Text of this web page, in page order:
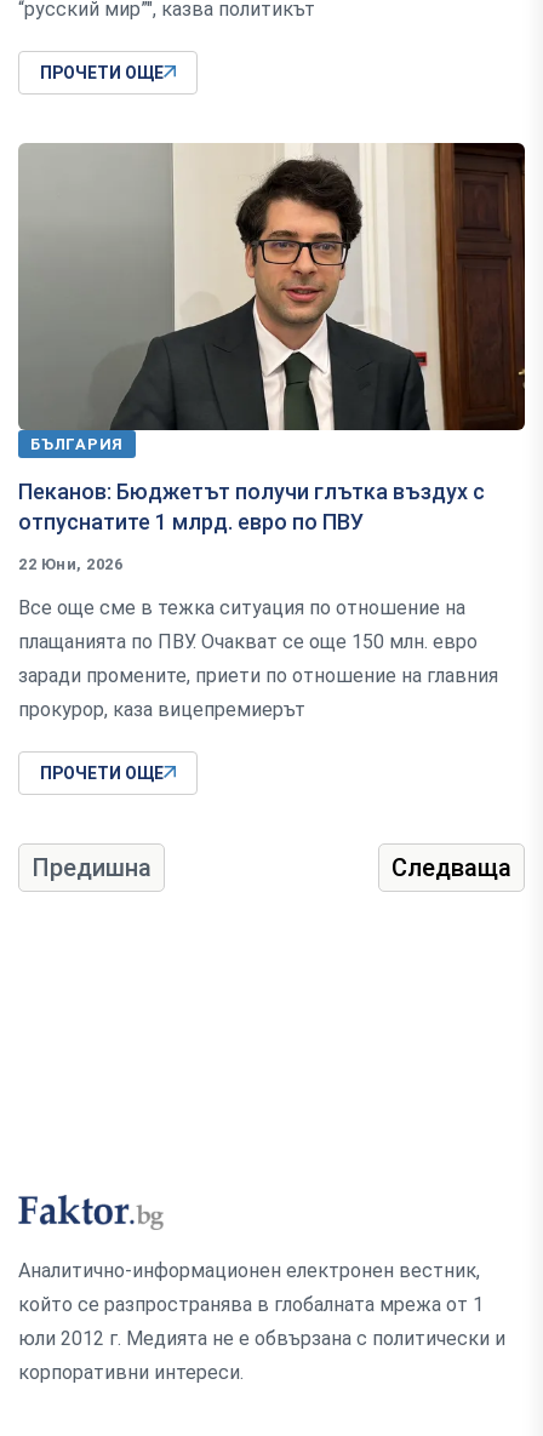
“русский мир”", казва политикът
ПРОЧЕТИ ОЩЕ
БЪЛГАРИЯ
Пеканов: Бюджетът получи глътка въздух с
отпуснатите 1 млрд. евро по ПВУ
22 Юни, 2026
Все още сме в тежка ситуация по отношение на
плащанията по ПВУ. Очакват се още 150 млн. евро
заради промените, приети по отношение на главния
прокурор, каза вицепремиерът
ПРОЧЕТИ ОЩЕ
Предишна Следваща
Аналитично-информационен електронен вестник,
който се разпространява в глобалната мрежа от 1
юли 2012 г. Медията не е обвързана с политически и
корпоративни интереси.